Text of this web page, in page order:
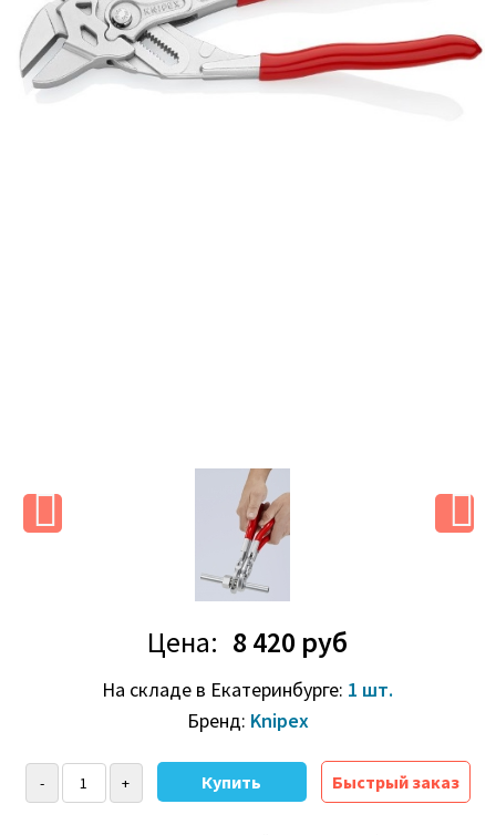
Цена: 8 420 руб
На складе в Екатеринбурге: 1 шт.
Бренд: Knipex
Быстрый заказ